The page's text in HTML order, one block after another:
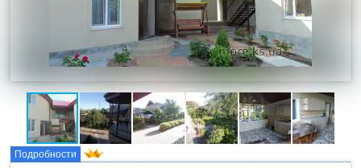
Подробности